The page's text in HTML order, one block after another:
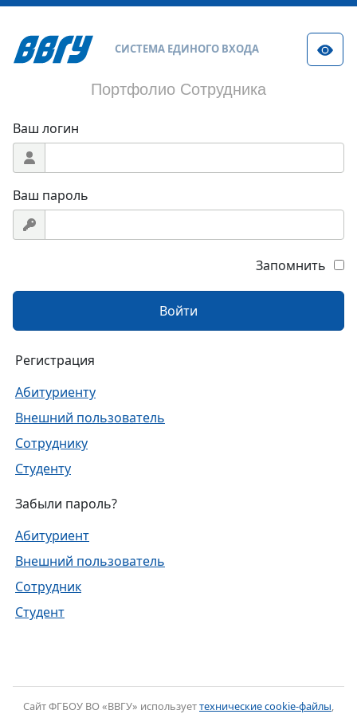
СИСТЕМА ЕДИНОГО ВХОДА
Портфолио Сотрудника
Ваш логин
Ваш пароль
Запомнить
Войти
Регистрация
Абитуриенту
Внешний пользователь
Сотруднику
Студенту
Забыли пароль?
Абитуриент
Внешний пользователь
Сотрудник
Студент
Cайт ФГБОУ ВО «ВВГУ» используеттехнические cookie-файлы,